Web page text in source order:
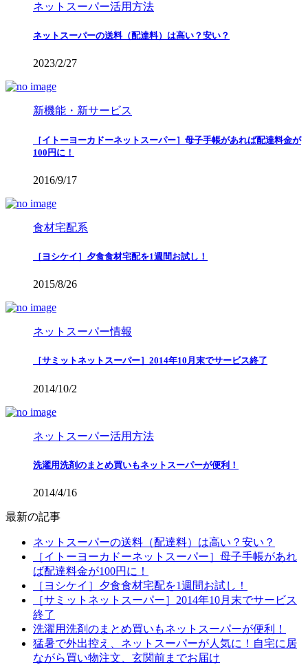
ネットスーパー活用方法
ネットスーパーの送料（配達料）は高い？安い？
2023/2/27
新機能・新サービス
［イトーヨーカドーネットスーパー］母子手帳があれば配達料金が
100円に！
2016/9/17
食材宅配系
［ヨシケイ］夕食食材宅配を1週間お試し！
2015/8/26
ネットスーパー情報
［サミットネットスーパー］2014年10月末でサービス終了
2014/10/2
ネットスーパー活用方法
洗濯用洗剤のまとめ買いもネットスーパーが便利！
2014/4/16
最新の記事
ネットスーパーの送料（配達料）は高い？安い？
［イトーヨーカドーネットスーパー］母子手帳があれ
ば配達料金が100円に！
［ヨシケイ］夕食食材宅配を1週間お試し！
［サミットネットスーパー］2014年10月末でサービス
終了
洗濯用洗剤のまとめ買いもネットスーパーが便利！
猛暑で外出控え、ネットスーパーが人気に！自宅に居
ながら買い物注文、玄関前までお届け